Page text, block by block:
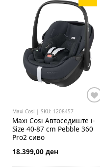
Maxi Cosi | SKU: 1208457
Maxi Cosi Автоседиште i-
Size 40-87 cm Pebble 360
Pro2 сиво
18.399,00 ден